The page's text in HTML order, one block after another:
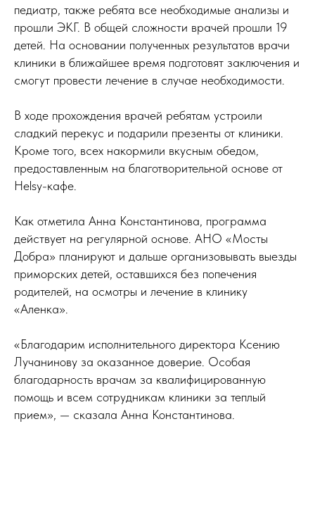
педиатр, также ребята все необходимые анализы и
прошли ЭКГ. В общей сложности врачей прошли 19
детей. На основании полученных результатов врачи
клиники в ближайшее время подготовят заключения и
смогут провести лечение в случае необходимости.
В ходе прохождения врачей ребятам устроили
сладкий перекус и подарили презенты от клиники.
Кроме того, всех накормили вкусным обедом,
предоставленным на благотворительной основе от
Helsy-кафе.
Как отметила Анна Константинова, программа
действует на регулярной основе. АНО «Мосты
Добра» планируют и дальше организовывать выезды
приморских детей, оставшихся без попечения
родителей, на осмотры и лечение в клинику
«Аленка».
«Благодарим исполнительного директора Ксению
Лучанинову за оказанное доверие. Особая
благодарность врачам за квалифицированную
помощь и всем сотрудникам клиники за теплый
прием», — сказала Анна Константинова.